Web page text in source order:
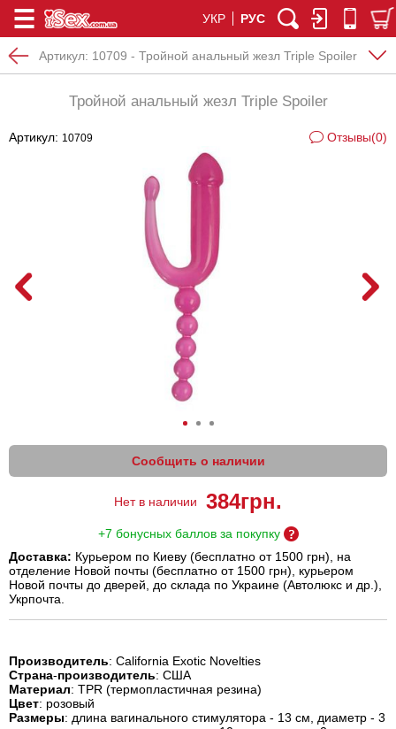
УКР РУС
Артикул: 10709 - Тройной анальный жезл Triple Spoiler
Тройной анальный жезл Triple Spoiler
Артикул: 10709 Отзывы(0)
Сообщить о наличии
Нет в наличии 384грн.
+7 бонусных баллов за покупку
Доставка: Курьером по Киеву (бесплатно от 1500 грн), на
отделение Новой почты (бесплатно от 1500 грн), курьером
Новой почты до дверей, до склада по Украине (Автолюкс и др.),
Укрпочта.
Производитель: California Exotic Novelties
Страна-производитель: США
Материал: TPR (термопластичная резина)
Цвет: розовый
Размеры: длина вагинального стимулятора - 13 см, диаметр - 3